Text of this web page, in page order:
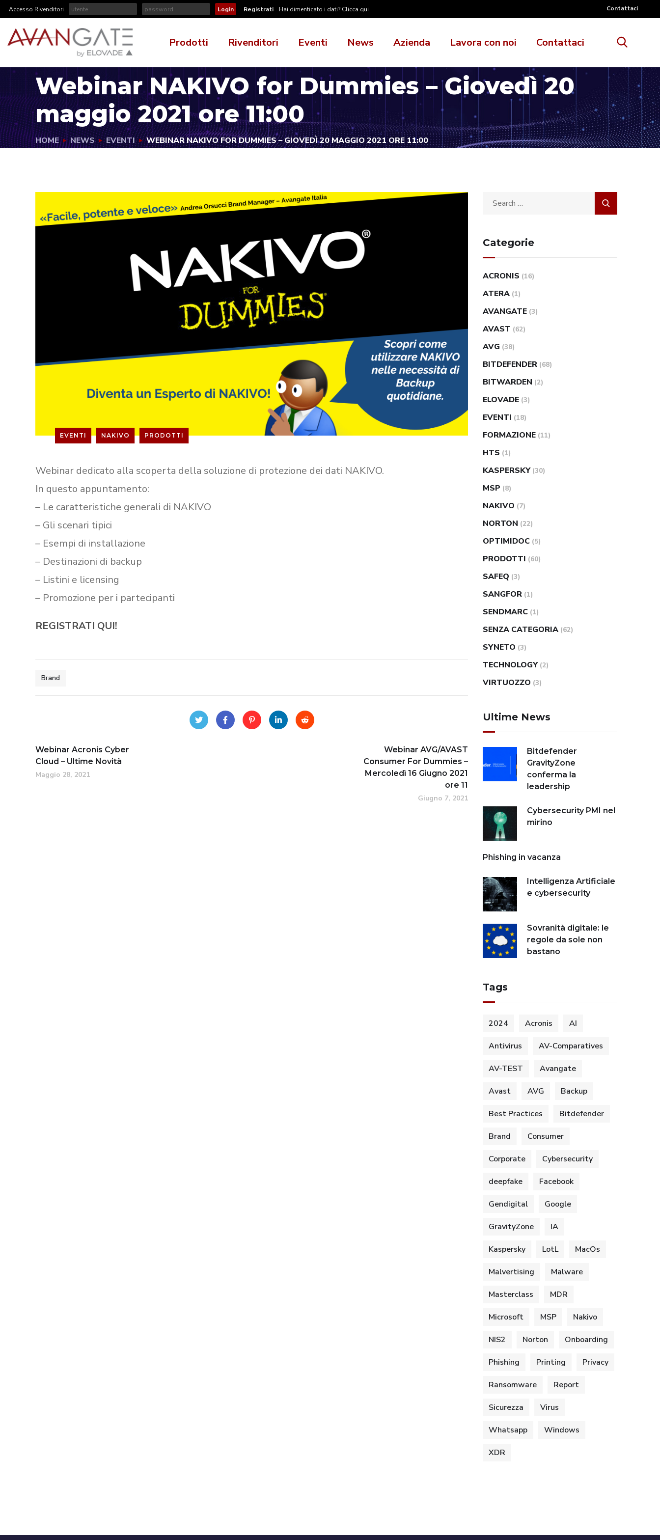
Accesso Rivenditori Registrati Hai dimenticato i dati? Clicca qui Contattaci
Prodotti Rivenditori Eventi News Azienda Lavora con noi Contattaci
Webinar NAKIVO for Dummies – Giovedì 20
maggio 2021 ore 11:00
HOME NEWS EVENTI WEBINAR NAKIVO FOR DUMMIES – GIOVEDÌ 20 MAGGIO 2021 ORE 11:00
EVENTI NAKIVO PRODOTTI
Webinar dedicato alla scoperta della soluzione di protezione dei dati NAKIVO.
In questo appuntamento:
– Le caratteristiche generali di NAKIVO
– Gli scenari tipici
– Esempi di installazione
– Destinazioni di backup
– Listini e licensing
– Promozione per i partecipanti
REGISTRATI QUI!
Brand
Webinar Acronis Cyber
Cloud – Ultime Novità
Maggio 28, 2021
Webinar AVG/AVAST
Consumer For Dummies –
Mercoledì 16 Giugno 2021
ore 11
Giugno 7, 2021
Categorie
ACRONIS (16)
ATERA (1)
AVANGATE (3)
AVAST (62)
AVG (38)
BITDEFENDER (68)
BITWARDEN (2)
ELOVADE (3)
EVENTI (18)
FORMAZIONE (11)
HTS (1)
KASPERSKY (30)
MSP (8)
NAKIVO (7)
NORTON (22)
OPTIMIDOC (5)
PRODOTTI (60)
SAFEQ (3)
SANGFOR (1)
SENDMARC (1)
SENZA CATEGORIA (62)
SYNETO (3)
TECHNOLOGY (2)
VIRTUOZZO (3)
Ultime News
Bitdefender
GravityZone
conferma la
leadership
Cybersecurity PMI nel
mirino
Phishing in vacanza
Intelligenza Artificiale
e cybersecurity
Sovranità digitale: le
regole da sole non
bastano
Tags
2024 Acronis AI
Antivirus AV-Comparatives
AV-TEST Avangate
Avast AVG Backup
Best Practices Bitdefender
Brand Consumer
Corporate Cybersecurity
deepfake Facebook
Gendigital Google
GravityZone IA
Kaspersky LotL MacOs
Malvertising Malware
Masterclass MDR
Microsoft MSP Nakivo
NIS2 Norton Onboarding
Phishing Printing Privacy
Ransomware Report
Sicurezza Virus
Whatsapp Windows
XDR